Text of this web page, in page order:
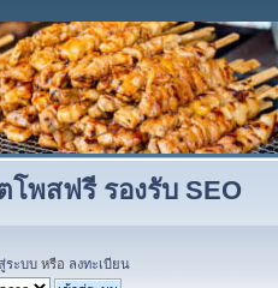
พสฟรี รองรับ SEO
ระบบ หรือ ลงทะเบียน